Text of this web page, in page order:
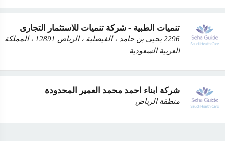
تنميات الطبية - شركة تنميات للاستثمار التجارى
2296 يحيى بن حامد ، الفيصلية ، الرياض 12891 ، المملكة
العربية السعودية
شركة ابناء احمد محمد العمير المحدودة
منطقة الرياض